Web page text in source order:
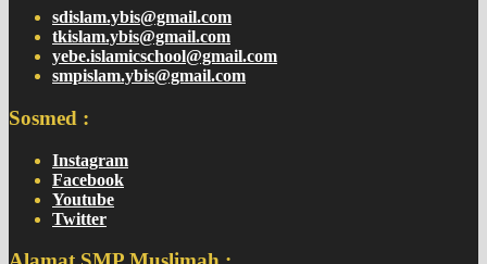
sdislam.ybis@gmail.com
tkislam.ybis@gmail.com
yebe.islamicschool@gmail.com
smpislam.ybis@gmail.com
Sosmed :
Instagram
Facebook
Youtube
Twitter